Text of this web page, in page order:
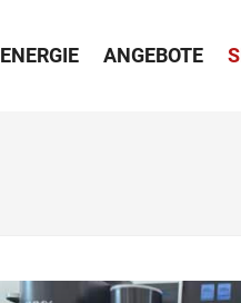
ENERGIE ANGEBOTE